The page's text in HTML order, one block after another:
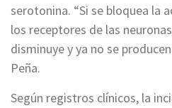
serotonina. “Si se bloquea la
los receptores de las
disminuye y ya no se
Peña.
Según registros clínicos, la